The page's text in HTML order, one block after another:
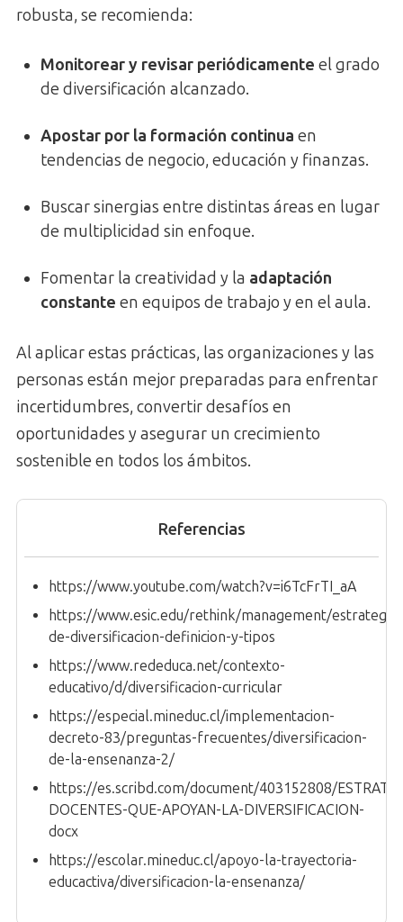
robusta, se recomienda:
Monitorear y revisar periódicamente el grado
de diversificación alcanzado.
Apostar por la formación continua en
tendencias de negocio, educación y finanzas.
Buscar sinergias entre distintas áreas en lugar
de multiplicidad sin enfoque.
Fomentar la creatividad y la adaptación
constante en equipos de trabajo y en el aula.
Al aplicar estas prácticas, las organizaciones y las
personas están mejor preparadas para enfrentar
incertidumbres, convertir desafíos en
oportunidades y asegurar un crecimiento
sostenible en todos los ámbitos.
Referencias
https://www.youtube.com/watch?v=i6TcFrTI_aA
https://www.esic.edu/rethink/management/
de-diversificacion-definicion-y-tipos
https://www.rededuca.net/contexto-
educativo/d/diversificacion-curricular
https://especial.mineduc.cl/implementacion-
decreto-83/preguntas-frecuentes/diversificacion-
de-la-ensenanza-2/
https://es.scribd.com/document/403152808/
DOCENTES-QUE-APOYAN-LA-DIVERSIFICACION-
docx
https://escolar.mineduc.cl/apoyo-la-trayectoria-
educactiva/diversificacion-la-ensenanza/